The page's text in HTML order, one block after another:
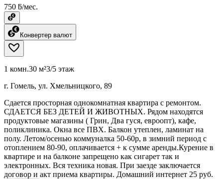
750 ƃ/мес.
Конвертер валют
1 комн.30 м²3/5 этаж
г. Гомель, ул. Хмельницкого, 89
Сдается просторная однокомнатная квартира с ремонтом.
СДАЕТСЯ БЕЗ ДЕТЕЙ И ЖИВОТНЫХ. Рядом находятся
продуктовые магазины ( Грин, Два гуся, евроопт), кафе,
поликлиника. Окна все ПВХ. Балкон утеплен, ламинат на
полу. Летом/осенью коммуналка 50-60р, в зимний период с
отоплением 80-90, оплачивается + к сумме аренды.Курение в
квартире и на балконе запрещено как сигарет так и
электронных. Вся техника новая. При заезде заключается
договор и акт приема квартиры. Домашний интернет 25 руб.